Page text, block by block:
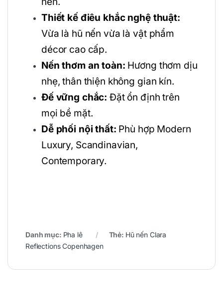
Thiết kế điêu khắc nghệ thuật:
Vừa là hũ nến vừa là vật phẩm
décor cao cấp.
Nến thơm an toàn: Hương thơm dịu
nhẹ, thân thiện không gian kín.
Đế vững chắc: Đặt ổn định trên
mọi bề mặt.
Dễ phối nội thất: Phù hợp Modern
Luxury, Scandinavian,
Contemporary.
Danh mục: Pha lê Thẻ: Hũ nến Clara
Reflections Copenhagen